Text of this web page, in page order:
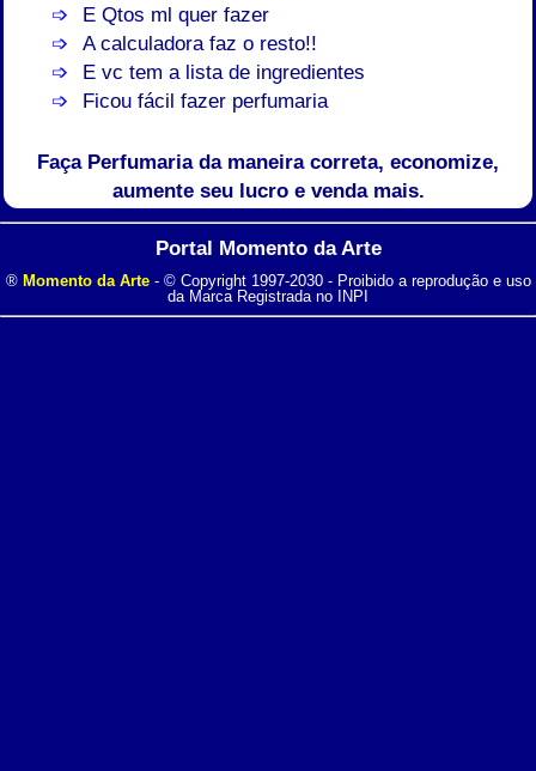
E Qtos ml quer fazer
A calculadora faz o resto!!
E vc tem a lista de ingredientes
Ficou fácil fazer perfumaria
Faça Perfumaria da maneira correta, economize,
aumente seu lucro e venda mais.
Portal Momento da Arte
® Momento da Arte- © Copyright 1997-2030 - Proibido a reprodução e uso
da Marca Registrada no INPI